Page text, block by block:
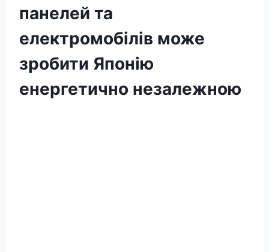
панелей та
електромобілів може
зробити Японію
енергетично незалежною